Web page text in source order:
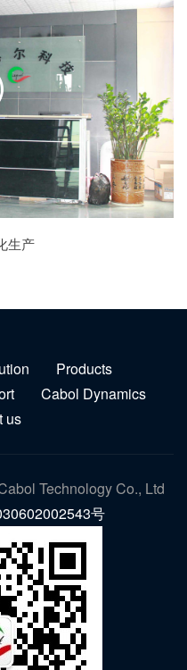
生产
Products
Cabol Dynamics
us
Technology Co., Ltd
号